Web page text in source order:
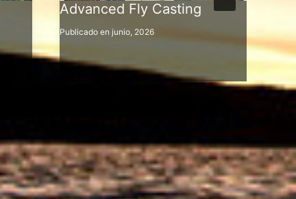
Advanced Fly Casting
Publicado en junio, 2026